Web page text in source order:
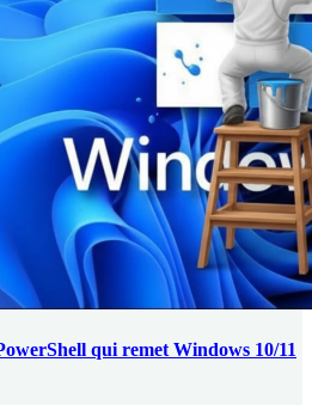
qui remet Windows 10/11